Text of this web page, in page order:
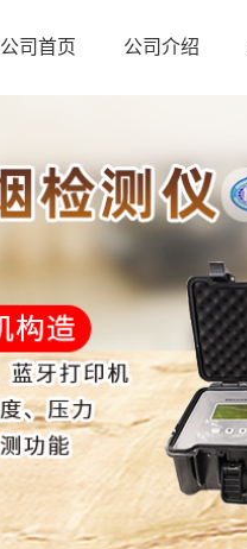
公司首页 公司介绍